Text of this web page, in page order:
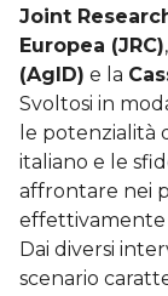
Joint
Europea (JRC)
(AgID) e la
Svoltosi in
le potenzialità
italiano e le
affrontare nei
effettivamente
Dai diversi
scenario